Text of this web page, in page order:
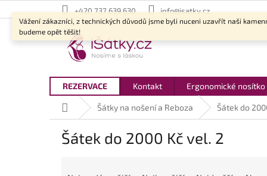
na
obsah
Vážení zákazníci, z technických důvodů jsme byli nuceni uzavřít naši
budeme opět těšit!
+420 737 639 630 info@isatky.cz
REZERVACE Kontakt Ergonomické nosítko
Domů Šátky na nošení a Reboza Šátek do
Šátek do 2000 Kč vel. 2